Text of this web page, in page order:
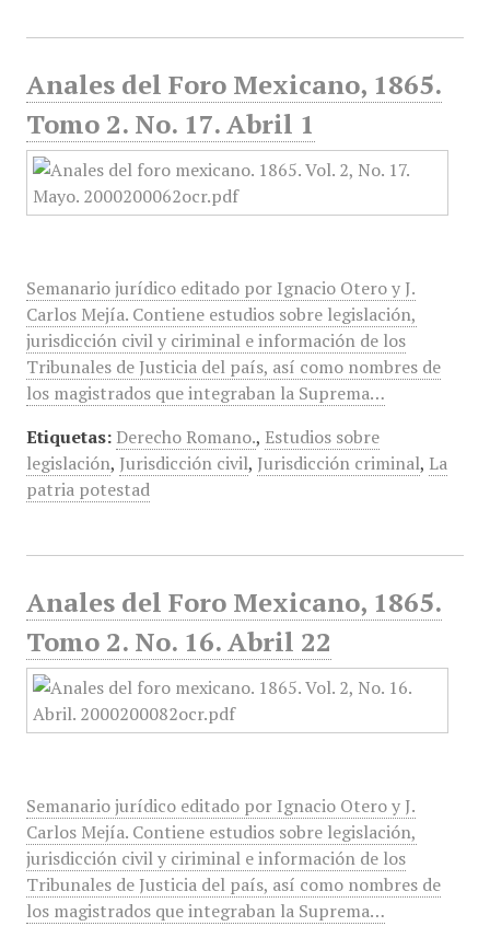
Anales del Foro Mexicano, 1865.
Tomo 2. No. 17. Abril 1
Semanario jurídico editado por Ignacio Otero y J.
Carlos Mejía. Contiene estudios sobre legislación,
jurisdicción civil y ciriminal e información de los
Tribunales de Justicia del país, así como nombres de
los magistrados que integraban la Suprema…
Etiquetas: Derecho Romano., Estudios sobre
legislación, Jurisdicción civil, Jurisdicción criminal, La
patria potestad
Anales del Foro Mexicano, 1865.
Tomo 2. No. 16. Abril 22
Semanario jurídico editado por Ignacio Otero y J.
Carlos Mejía. Contiene estudios sobre legislación,
jurisdicción civil y ciriminal e información de los
Tribunales de Justicia del país, así como nombres de
los magistrados que integraban la Suprema…